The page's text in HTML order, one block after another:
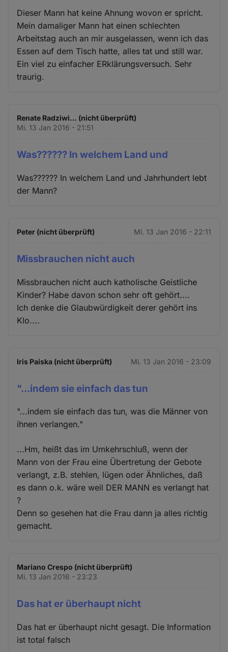
Dieser Mann hat keine Ahnung wovon er spricht.
Mein damaliger Mann hat einen schlechten
Arbeitstag auch an mir ausgelassen, wenn ich das
Essen auf dem Tisch hatte, alles tat und still war.
Ein viel zu einfacher ERklärungsversuch. Sehr
traurig.
Renate Radziwi… (nicht überprüft)
Mi. 13 Jan 2016 - 21:51
Was?????? In welchem Land und
Was?????? In welchem Land und Jahrhundert lebt
der Mann?
Peter (nicht überprüft) Mi. 13 Jan 2016 - 22:11
Missbrauchen nicht auch
Missbrauchen nicht auch katholische Geistliche
Kinder? Habe davon schon sehr oft gehört....
Ich denke die Glaubwürdigkeit derer gehört ins
Klo....
Iris Paiska (nicht überprüft) Mi. 13 Jan 2016 - 23:09
"...indem sie einfach das tun
"...indem sie einfach das tun, was die Männer von
ihnen verlangen."
...Hm, heißt das im Umkehrschluß, wenn der
Mann von der Frau eine Übertretung der Gebote
verlangt, z.B. stehlen, lügen oder Ähnliches, daß
es dann o.k. wäre weil DER MANN es verlangt hat
?
Denn so gesehen hat die Frau dann ja alles richtig
gemacht.
Mariano Crespo (nicht überprüft)
Mi. 13 Jan 2016 - 23:23
Das hat er überhaupt nicht
Das hat er überhaupt nicht gesagt. Die Information
ist total falsch